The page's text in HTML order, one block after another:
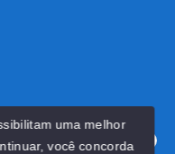
uma melhor
você concorda